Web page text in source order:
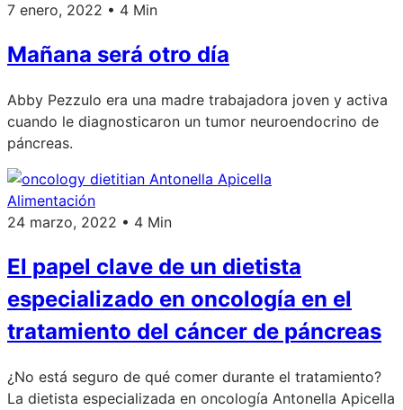
7 enero, 2022 • 4 Min
Mañana será otro día
Abby Pezzulo era una madre trabajadora joven y activa
cuando le diagnosticaron un tumor neuroendocrino de
páncreas.
Alimentación
24 marzo, 2022 • 4 Min
El papel clave de un dietista
especializado en oncología en el
tratamiento del cáncer de páncreas
¿No está seguro de qué comer durante el tratamiento?
La dietista especializada en oncología Antonella Apicella